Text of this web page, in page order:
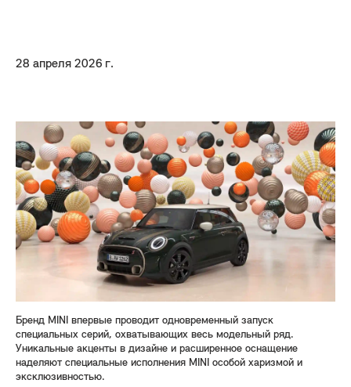
28 апреля 2026 г.
Бренд MINI впервые проводит одновременный запуск
специальных серий, охватывающих весь модельный ряд.
Уникальные акценты в дизайне и расширенное оснащение
наделяют специальные исполнения MINI особой харизмой и
эксклюзивностью.